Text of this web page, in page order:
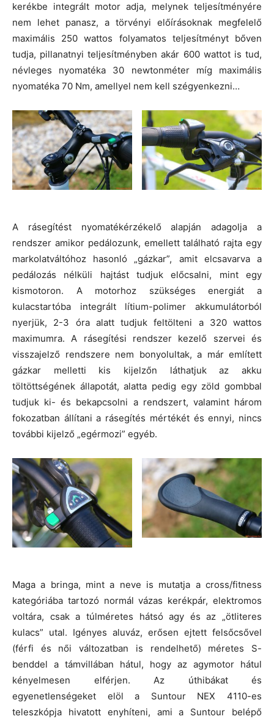
kerékbe integrált motor adja, melynek teljesítményére
nem lehet panasz, a törvényi előírásoknak megfelelő
maximális 250 wattos folyamatos teljesítményt bőven
tudja, pillanatnyi teljesítményben akár 600 wattot is tud,
névleges nyomatéka 30 newtonméter míg maximális
nyomatéka 70 Nm, amellyel nem kell szégyenkezni…
A rásegítést nyomatékérzékelő alapján adagolja a
rendszer amikor pedálozunk, emellett található rajta egy
markolatváltóhoz hasonló „gázkar”, amit elcsavarva a
pedálozás nélküli hajtást tudjuk előcsalni, mint egy
kismotoron. A motorhoz szükséges energiát a
kulacstartóba integrált lítium-polimer akkumulátorból
nyerjük, 2-3 óra alatt tudjuk feltölteni a 320 wattos
maximumra. A rásegítési rendszer kezelő szervei és
visszajelző rendszere nem bonyolultak, a már említett
gázkar melletti kis kijelzőn láthatjuk az akku
töltöttségének állapotát, alatta pedig egy zöld gombbal
tudjuk ki- és bekapcsolni a rendszert, valamint három
fokozatban állítani a rásegítés mértékét és ennyi, nincs
további kijelző „egérmozi” egyéb.
Maga a bringa, mint a neve is mutatja a cross/fitness
kategóriába tartozó normál vázas kerékpár, elektromos
voltára, csak a túlméretes hátsó agy és az „ötliteres
kulacs” utal. Igényes aluváz, erősen ejtett felsőcsővel
(férfi és női változatban is rendelhető) méretes S-
benddel a támvillában hátul, hogy az agymotor hátul
kényelmesen elférjen. Az úthibákat és
egyenetlenségeket elöl a Suntour NEX 4110-es
teleszkópja hivatott enyhíteni, ami a Suntour belépő